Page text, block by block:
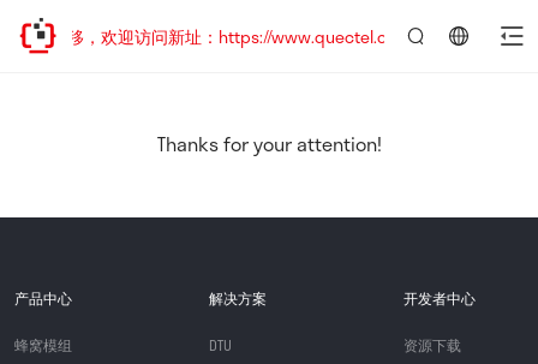
址已迁移，欢迎访问新址：https://www.quectel.com.cn
Thanks for your attention!
产品中心
蜂窝模组
解决方案
DTU
开发者中心
资源下载